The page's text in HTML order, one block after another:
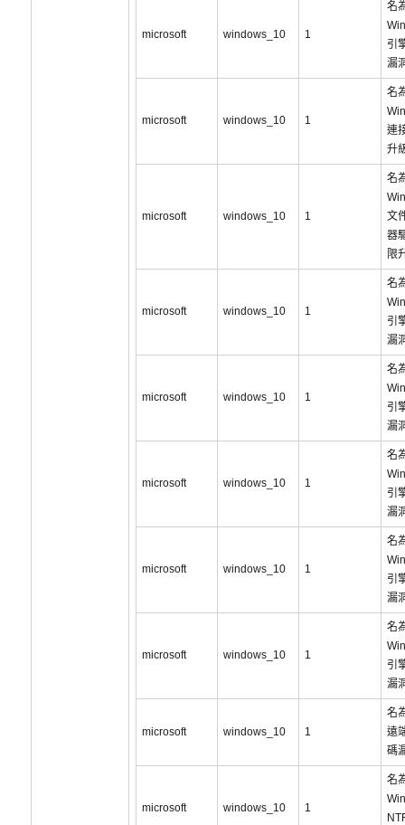
microsoft windows_10 1
名
引
漏
microsoft windows_10 1
名
連
升
microsoft windows_10 1
名
文
器
限
microsoft windows_10 1
名
引
漏
microsoft windows_10 1
名
引
漏
microsoft windows_10 1
名
引
漏
microsoft windows_10 1
名
引
漏
microsoft windows_10 1
名
引
漏
microsoft windows_10 1
名
遠
碼
microsoft windows_10 1
名